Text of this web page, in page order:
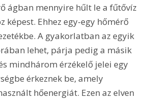
ágban mennyire hűlt le a fűtővíz
képest. Ehhez egy-egy hőmérő
A gyakorlatban az egyik
lehet, párja pedig a másik
mindhárom érzékelő jelei egy
érkeznek be, amely
hőenergiát. Ezen az elven